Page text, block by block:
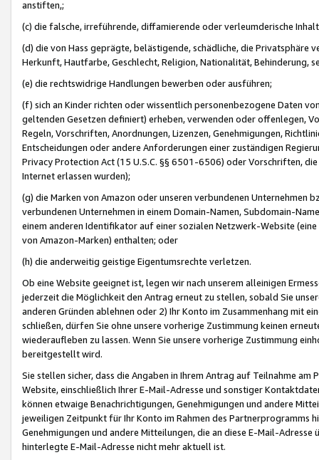
anstiften,;
(c) die falsche, irreführende, diffamierende oder verleumderische
(d) die von Hass geprägte, belästigende, schädliche, die Privatsphäre
Herkunft, Hautfarbe, Geschlecht, Religion, Nationalität, Behinderung,
(e) die rechtswidrige Handlungen bewerben oder ausführen;
(f) sich an Kinder richten oder wissentlich personenbezogene Daten
geltenden Gesetzen definiert) erheben, verwenden oder offenlegen,
Regeln, Vorschriften, Anordnungen, Lizenzen, Genehmigungen,
Entscheidungen oder andere Anforderungen einer zuständigen
Privacy Protection Act (15 U.S.C. §§ 6501-6506) oder Vorschriften,
Internet erlassen wurden);
(g) die Marken von Amazon oder unseren verbundenen Unternehmen
verbundenen Unternehmen in einem Domain-Namen, Subdomain-
einem anderen Identifikator auf einer sozialen Netzwerk-Website
von Amazon-Marken) enthalten; oder
(h) die anderweitig geistige Eigentumsrechte verletzen.
Ob eine Website geeignet ist, legen wir nach unserem alleinigen
jederzeit die Möglichkeit den Antrag erneut zu stellen, sobald Sie
anderen Gründen ablehnen oder 2) Ihr Konto im Zusammenhang mit
schließen, dürfen Sie ohne unsere vorherige Zustimmung keinen
wiederaufleben zu lassen. Wenn Sie unsere vorherige Zustimmung
bereitgestellt wird.
Sie stellen sicher, dass die Angaben in Ihrem Antrag auf Teilnahme
Website, einschließlich Ihrer E-Mail-Adresse und sonstiger
können etwaige Benachrichtigungen, Genehmigungen und andere
jeweiligen Zeitpunkt für Ihr Konto im Rahmen des Partnerprogramms
Genehmigungen und andere Mitteilungen, die an diese E-Mail-
hinterlegte E-Mail-Adresse nicht mehr aktuell ist.